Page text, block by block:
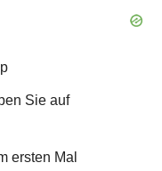
Sie auf
ersten Mal